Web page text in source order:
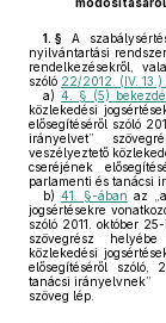
1. § A
nyilvántartási
rendelkezésekről,
szóló 22/2012. (IV.
a) 4. § (5)
közlekedési
elősegítéséről szóló
irányelvet”
veszélyeztető
cseréjének
parlamenti és tanácsi
b) 41. §-ában az
jogsértésekre
szóló 2011. október
szövegrész
közlekedési
elősegítéséről szóló,
tanácsi irányelvnek”
szöveg lép.